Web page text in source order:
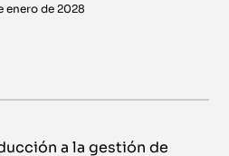
enero de 2028
a la gestión de